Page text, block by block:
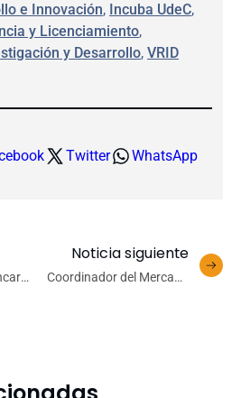
e Innovación, Incuba UdeC
y Licenciamiento
y Desarrollo, VRID
Twitter WhatsApp
Noticia siguiente
Coordinador del Mercado